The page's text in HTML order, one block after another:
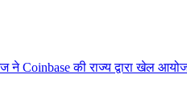
ने Coinbase की राज्य द्वारा खेल